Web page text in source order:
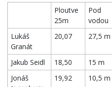
Ploutve
25m
Pod
vodou
Lukáš
Granát
20,07 27,5 m
Jakub Seidl 18,50 15 m
Jonáš
19,92 10,5 m